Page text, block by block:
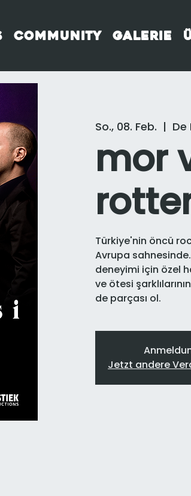
Community Galerie
So., 08. Feb.
  |
De
mor
Türkiye'nin öncü
Avrupa
deneyimi için özel
ve ötesi
de parçası ol.
Jetzt andere